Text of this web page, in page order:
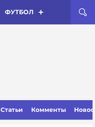
ФУТБОЛ
Статьи Комменты